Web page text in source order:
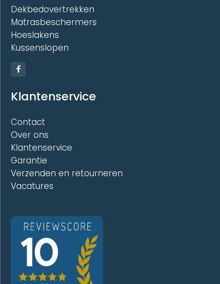
Dekbedovertrekken
Matrasbeschermers
Hoeslakens
Kussenslopen
Klantenservice
Contact
Over ons
Klantenservice
Garantie
Verzenden en retourneren
Vacatures